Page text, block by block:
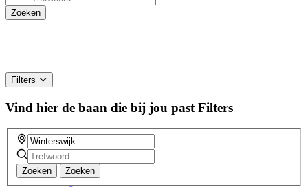
Filters
Vind hier de baan die bij jou past Filters
Zoeken Zoeken